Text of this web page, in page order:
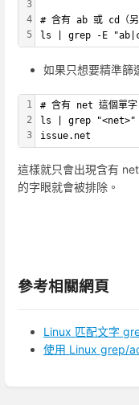
3
4
5
# 含有 ab 或 cd（另
ls | grep -E
如果只想要精準篩
1
2
3
# 含有 net 這個單字
ls | grep "<net>"
issue.net
這樣就只會出現含有
的字眼就會被排除。
參考相關網頁
Linux 匹配文字
使用 Linux grep/
進